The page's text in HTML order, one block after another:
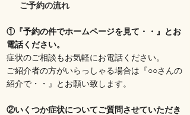
ご予約の流れ
①『予約の件でホームページを見て・・』とお
電話ください。
症状のご相談もお気軽にお電話ください。
ご紹介者の方がいらっしゃる場合は 『○○さんの
紹介で・・』とお願い致します。
②いくつか症状についてご質問させていただき